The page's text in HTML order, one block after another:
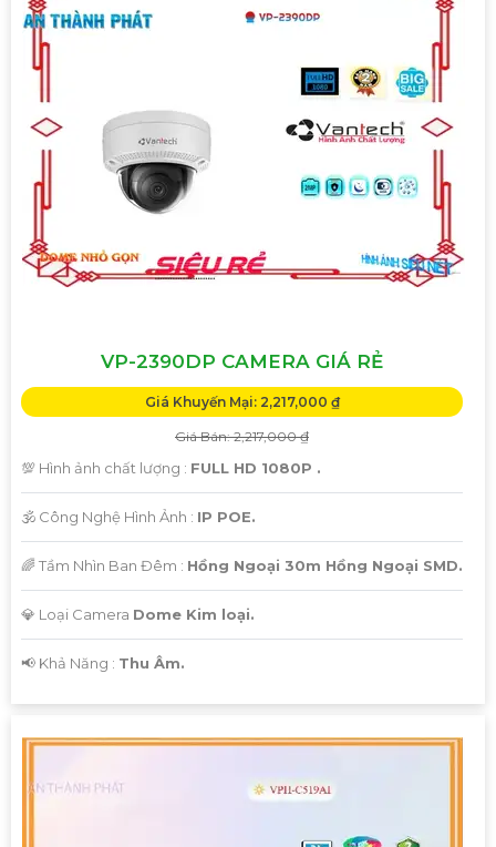
VP-2390DP CAMERA GIÁ RẺ
Giá Khuyến Mại: 2,217,000 ₫
Giá Bán: 2,217,000 ₫
💯 Hình ảnh chất lượng : FULL HD 1080P .
🕉️ Công Nghệ Hình Ảnh : IP POE.
🌈 Tầm Nhìn Ban Đêm : Hồng Ngoại 30m Hồng Ngoại SMD.
💎 Loại Camera Dome Kim loại.
️📢 Khả Năng : Thu Âm.